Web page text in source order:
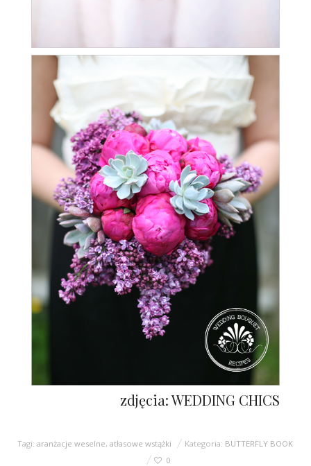
zdjęcia: WEDDING CHICS
Tagi:aranżacje weselne,atłasowe wstążki Kategoria: BUTTERFLY BOOK
0